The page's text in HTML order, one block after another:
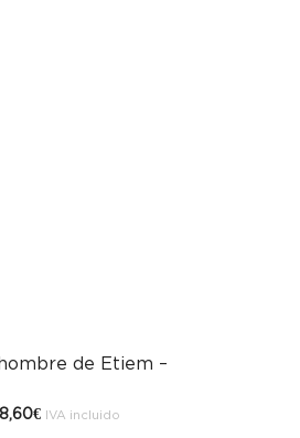
de Etiem –
€ElIVA incluido